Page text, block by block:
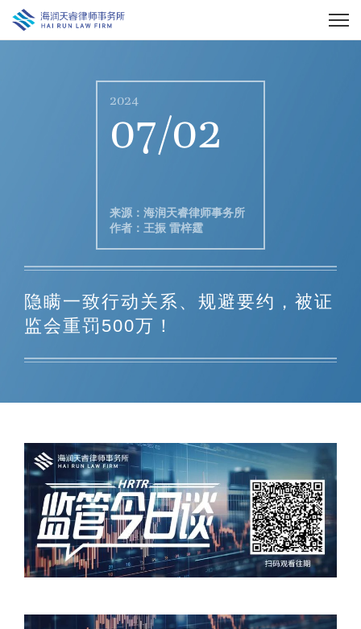
2024
07/02
来源：海润天睿律师事务所
作者：王振 雷梓霆
隐瞒一致行动关系、规避要约，被证
监会重罚500万！